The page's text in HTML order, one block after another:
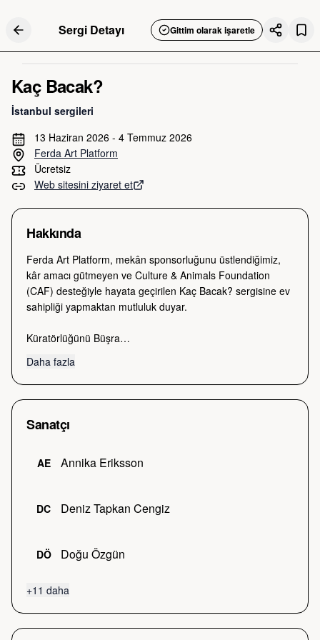
Sergi Detayı Gittim olarak işaretle
Kaç Bacak?
İstanbul sergileri
13 Haziran 2026 - 4 Temmuz 2026
Ferda Art Platform
Ücretsiz
Web sitesini ziyaret et
Hakkında
Ferda Art Platform, mekân sponsorluğunu üstlendiğimiz,
kâr amacı gütmeyen ve Culture & Animals Foundation
(CAF) desteğiyle hayata geçirilen Kaç Bacak? sergisine ev
sahipliği yapmaktan mutluluk duyar.
Küratörlüğünü Büşra…
Daha fazla
Sanatçı
AE Annika Eriksson
DC Deniz Tapkan Cengiz
DÖ Doğu Özgün
+11 daha